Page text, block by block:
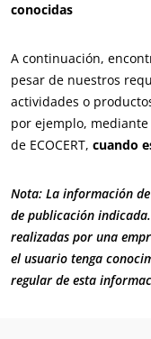
ECOCERT
¿Quiénes somos?
Noticias
Colombia
Estados Unidos
Perú (español)
Europa
Alemania
España (español)
Francia (francés)
conocidas
A continuación,
pesar de nuestros
actividades o
por ejemplo,
de ECOCERT, cuando
Nota: La información
de publicación
realizadas por una
el usuario tenga
regular de esta